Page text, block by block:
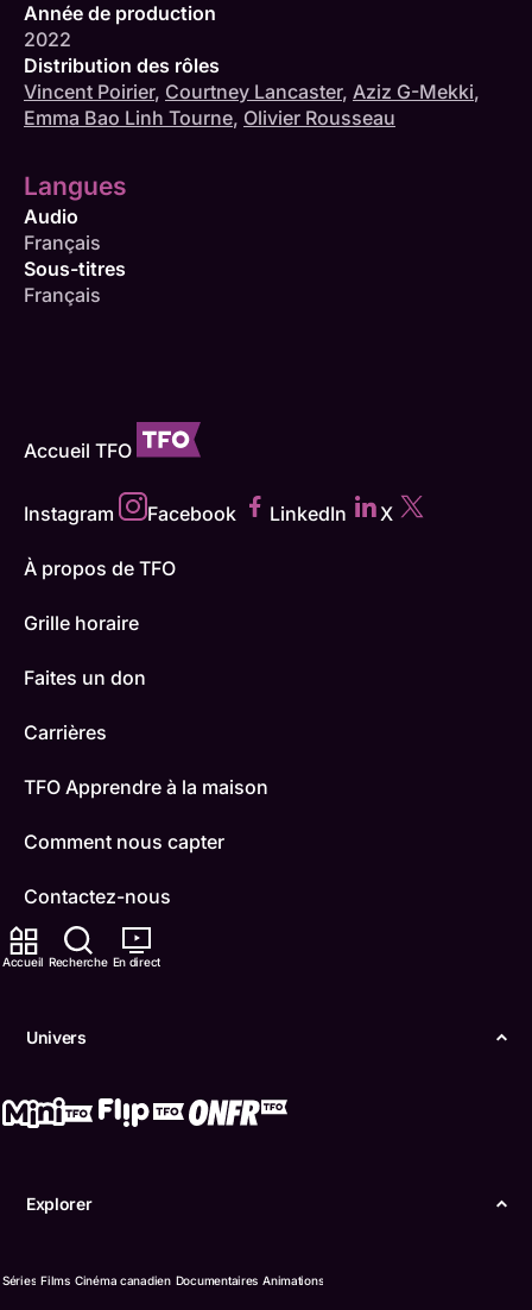
Accueil Recherche En direct
Univers
Explorer
Séries Films Cinéma canadien Documentaires Animations
Année de production
2022
Distribution des rôles
Vincent Poirier, Courtney Lancaster, Aziz G-Mekki,
Emma Bao Linh Tourne, Olivier Rousseau
Langues
Audio
Français
Sous-titres
Français
Accueil TFO
Instagram Facebook LinkedIn X
À propos de TFO
Grille horaire
Faites un don
Carrières
TFO Apprendre à la maison
Comment nous capter
Contactez-nous
ONFR
Conditions d'utilisation
© Office des télécommunications éducatives de